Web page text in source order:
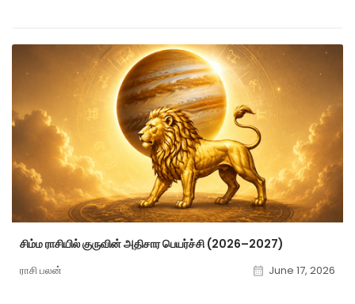
சிம்ம ராசியில் குருவின் அதிசார பெயர்ச்சி (2026–2027)
ராசி பலன் June 17, 2026